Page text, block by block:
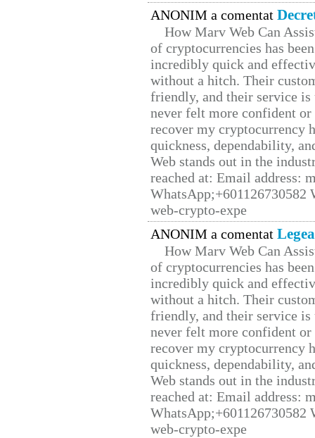
ANONIM a comentat
How Marv Web Can
of cryptocurrencies has
incredibly quick and
without a hitch. Their
friendly, and their service
never felt more confident
recover my cryptocurrency
quickness, dependability,
Web stands out in the
reached at: Email address:
web-crypto-expe
ANONIM a comentat
How Marv Web Can
of cryptocurrencies has
incredibly quick and
without a hitch. Their
friendly, and their service
never felt more confident
recover my cryptocurrency
quickness, dependability,
Web stands out in the
reached at: Email address:
web-crypto-expe